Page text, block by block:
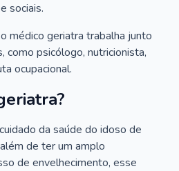
sociais.
médico geriatra trabalha junto
como psicólogo, nutricionista,
ocupacional.
da saúde do idoso de
de ter um amplo
de envelhecimento, esse